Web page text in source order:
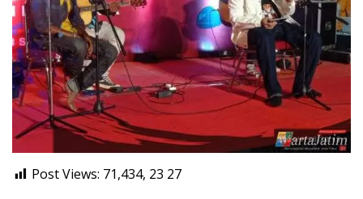
Post Views: 71,434, 23 27